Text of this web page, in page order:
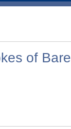
of Bare